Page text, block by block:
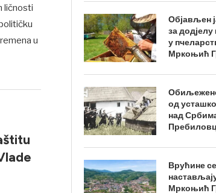
ličnosti
u
Објављен
за додјелу
у
Мркоњић
од
над
Врућине се
Мркоњић